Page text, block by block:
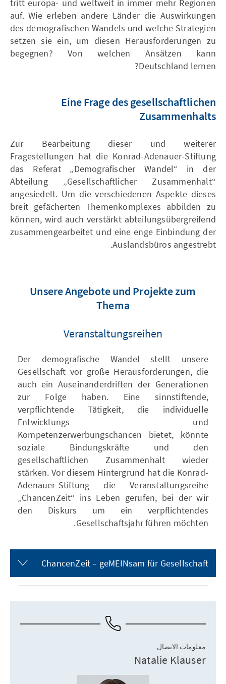
tritt europa- und weltweit in immer mehr Regionen
auf. Wie erleben andere Länder die Auswirkungen
des demografischen Wandels und welche Strategien
setzen sie ein, um diesen Herausforderungen zu
begegnen? Von welchen Ansätzen kann
Deutschland lernen?
Eine Frage des gesellschaftlichen
Zusammenhalts
Zur Bearbeitung dieser und weiterer
Fragestellungen hat die Konrad-Adenauer-Stiftung
das Referat „Demografischer Wandel“ in der
Abteilung „Gesellschaftlicher Zusammenhalt“
angesiedelt. Um die verschiedenen Aspekte dieses
breit gefächerten Themenkomplexes abbilden zu
können, wird auch verstärkt abteilungsübergreifend
zusammengearbeitet und eine enge Einbindung der
Auslandsbüros angestrebt.
Unsere Angebote und Projekte zum
Thema
Veranstaltungsreihen
Der demografische Wandel stellt unsere
Gesellschaft vor große Herausforderungen, die
auch ein Auseinanderdriften der Generationen
zur Folge haben. Eine sinnstiftende,
verpflichtende Tätigkeit, die individuelle
Entwicklungs- und
Kompetenzerwerbungschancen bietet, könnte
soziale Bindungskräfte und den
gesellschaftlichen Zusammenhalt wieder
stärken. Vor diesem Hintergrund hat die Konrad-
Adenauer-Stiftung die Veranstaltungsreihe
„ChancenZeit“ ins Leben gerufen, bei der wir
den Diskurs um ein verpflichtendes
Gesellschaftsjahr führen möchten.
ChancenZeit – geMEINsam für Gesellschaft
معلومات الاتصال
Natalie Klauser